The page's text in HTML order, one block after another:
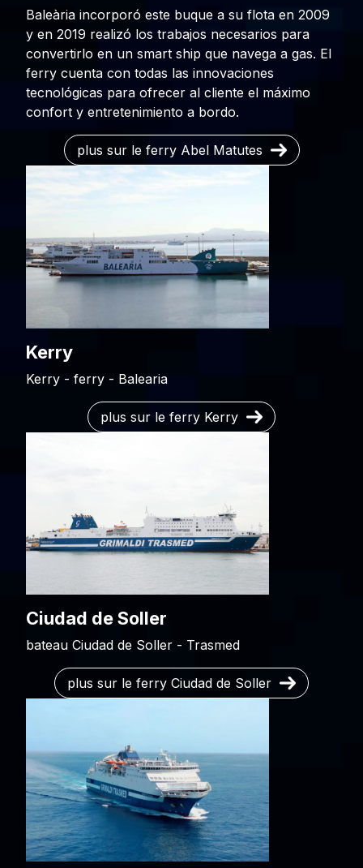
Baleària incorporó este buque a su flota en 2009
y en 2019 realizó los trabajos necesarios para
convertirlo en un smart ship que navega a gas. El
ferry cuenta con todas las innovaciones
tecnológicas para ofrecer al cliente el máximo
confort y entretenimiento a bordo.
plus sur le ferry Abel Matutes
Kerry
Kerry - ferry - Balearia
plus sur le ferry Kerry
Ciudad de Soller
bateau Ciudad de Soller - Trasmed
plus sur le ferry Ciudad de Soller